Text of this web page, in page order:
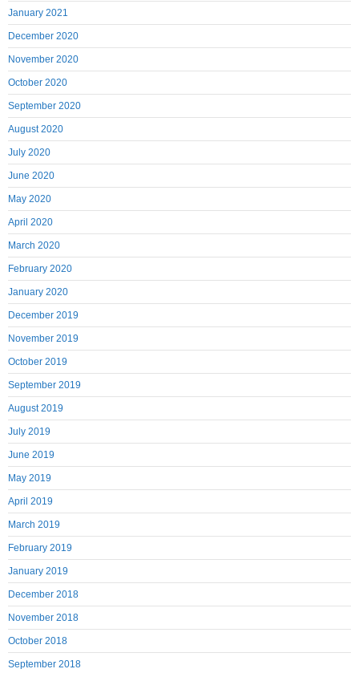
January 2021
December 2020
November 2020
October 2020
September 2020
August 2020
July 2020
June 2020
May 2020
April 2020
March 2020
February 2020
January 2020
December 2019
November 2019
October 2019
September 2019
August 2019
July 2019
June 2019
May 2019
April 2019
March 2019
February 2019
January 2019
December 2018
November 2018
October 2018
September 2018